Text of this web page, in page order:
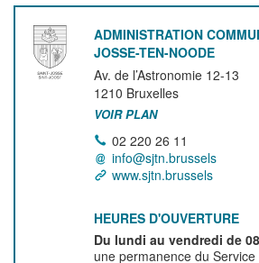
ADMINISTRATION
JOSSE-TEN-NOODE
Av. de l’Astronomie 12-13
1210 Bruxelles
VOIR PLAN
02 220 26 11
info@sjtn.brussels
www.sjtn.brussels
HEURES D'OUVERTURE
Du lundi au vendredi de
une permanence du